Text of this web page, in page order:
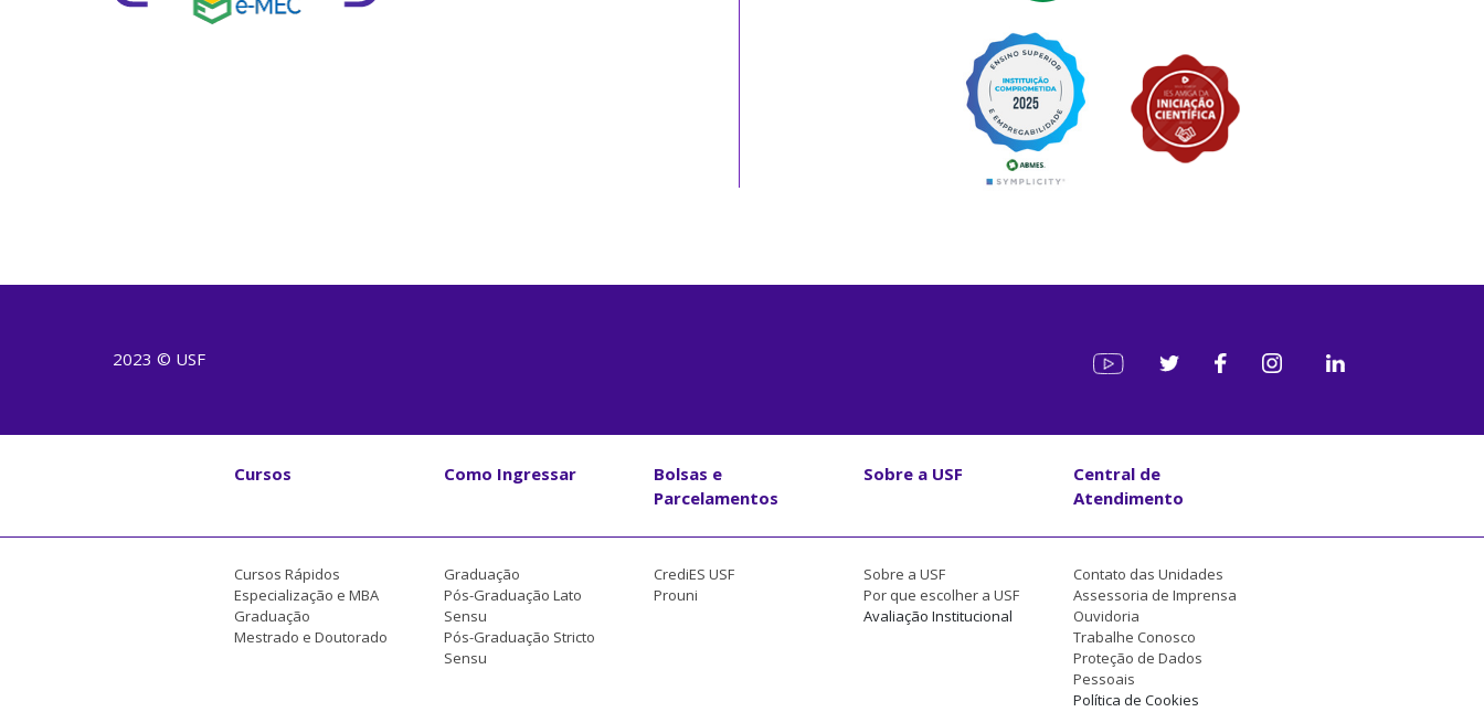
2023 © USF
Cursos Como Ingressar
Bolsas e
Parcelamentos
Sobre a USF
Central de
Atendimento
Cursos Rápidos
Especialização e MBA
Graduação
Mestrado e Doutorado
Graduação
Pós-Graduação Lato
Sensu
Pós-Graduação Stricto
Sensu
CrediES USF
Prouni
Sobre a USF
Por que escolher a USF
Avaliação Institucional
Contato das Unidades
Assessoria de Imprensa
Ouvidoria
Trabalhe Conosco
Proteção de Dados
Pessoais
Política de Cookies